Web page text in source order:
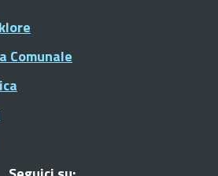
Comunale